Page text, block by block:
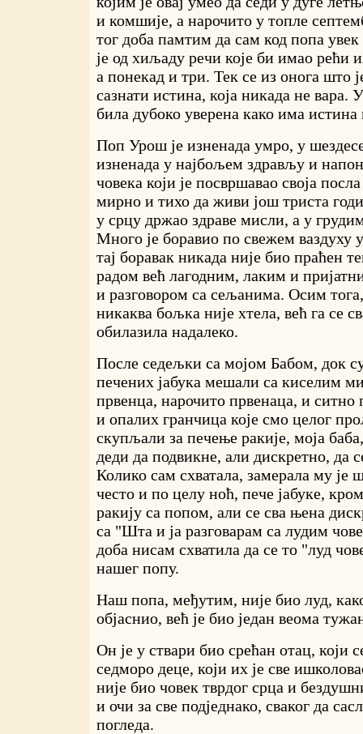
и комшије, а нарочито у топле
тог доба памтим да сам код попа
је од хиљаду речи које би имао рећи
а понекад и три. Тек се из онога што
сазнати истина, која никада не вара.
била дубоко уверена како има истина
Поп Урош је изненада умро, у
изненада у најбољем здрављу и
човека који је посвршавао своја
мирно и тихо да живи још триста
у срцу држао здраве мисли, а у
Много је боравио по свежем
тај боравак никада није био праћен
радом већ лагодним, лаким и
и разговором са сељанима. Осим
никаква бољка није хтела, већ га се
обилазила надалеко.
После седељки са мојом Бабом, док
печених јабука мешали са киселим
првенца, нарочито првенаца, и ситно
и опалих гранчица које смо целог
скупљали за печење ракије, моја
деди да подвикне, али дискретно, да
Колико сам схватала, замерала му је
често и по целу ноћ, пече јабуке,
ракију са попом, али се сва њена
са "Шта и ја разговарам са лудим
доба нисам схватила да се то "луд
нашег попу.
Наш попа, међутим, није био луд,
објаснио, већ је био један веома
Он је у ствари био срећан отац, који
седморо деце, који их је све
није био човек тврдог срца и
и очи за све подједнако, сваког да
погледа.